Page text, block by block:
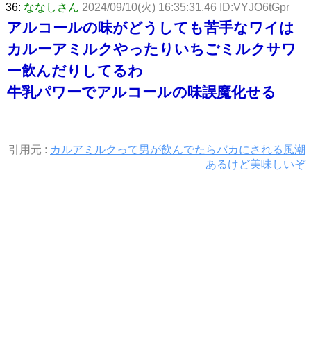
36: ななしさん 2024/09/10(火) 16:35:31.46 ID:VYJO6tGpr
アルコールの味がどうしても苦手なワイは
カルーアミルクやったりいちごミルクサワ
ー飲んだりしてるわ
牛乳パワーでアルコールの味誤魔化せる
引用元 : カルアミルクって男が飲んでたらバカにされる風潮
あるけど美味しいぞ